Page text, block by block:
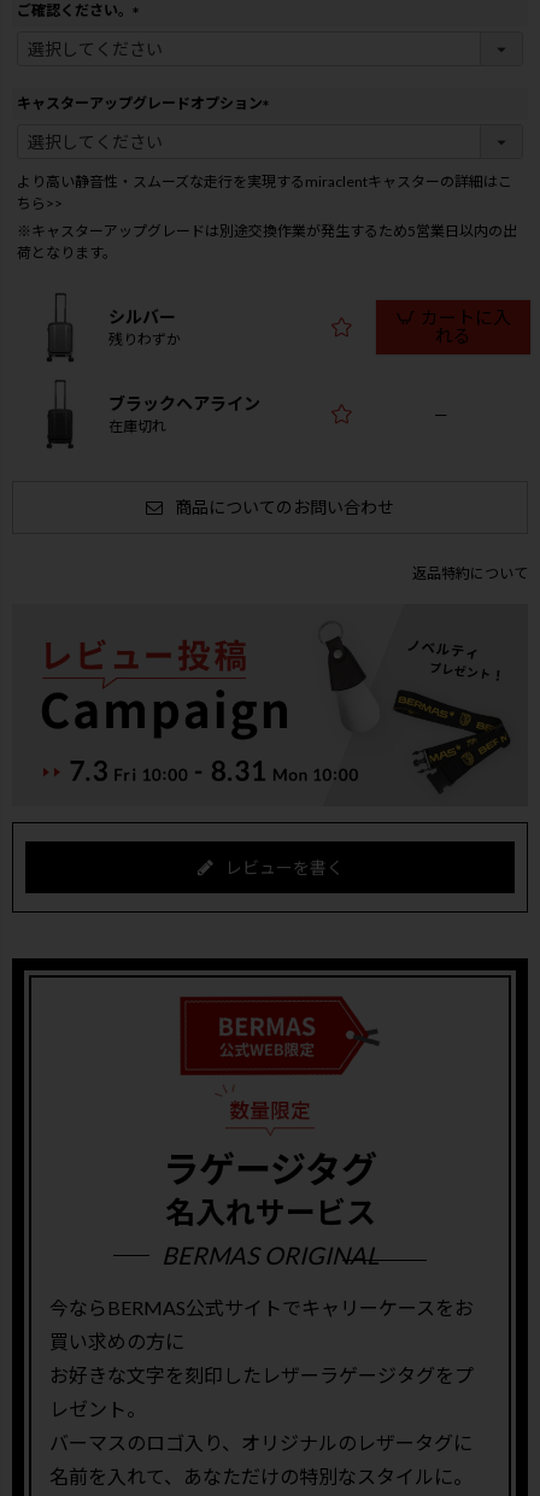
ご確認ください。
必
)
キャスターアップグレードオプション
須
より高い静音性・スムーズな走行を実現するmiraclentキャスターの詳細はこ
ちら>>
※キャスターアップグレードは別途交換作業が発生するため5営業日以内の出
荷となります。
シルバー
残りわずか
カートに入
れる
ブラックヘアライン
在庫切れ
—
商品についてのお問い合わせ
返品特約について
レビューを書く
ラゲージタグ
名入れサービス
BERMAS ORIGINAL
今ならBERMAS公式サイトでキャリーケースをお
買い求めの方に
お好きな文字を刻印したレザーラゲージタグをプ
レゼント。
バーマスのロゴ入り、オリジナルのレザータグに
名前を入れて、あなただけの特別なスタイルに。